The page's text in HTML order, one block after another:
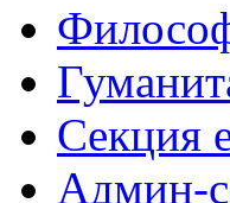
Секция
Админ-